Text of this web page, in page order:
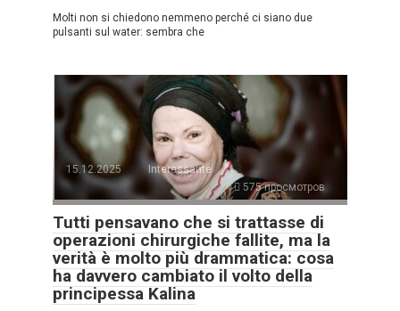
Molti non si chiedono nemmeno perché ci siano due
pulsanti sul water: sembra che
15.12.2025
Interessante
575 просмотров
Tutti pensavano che si trattasse di
operazioni chirurgiche fallite, ma la
verità è molto più drammatica: cosa
ha davvero cambiato il volto della
principessa Kalina